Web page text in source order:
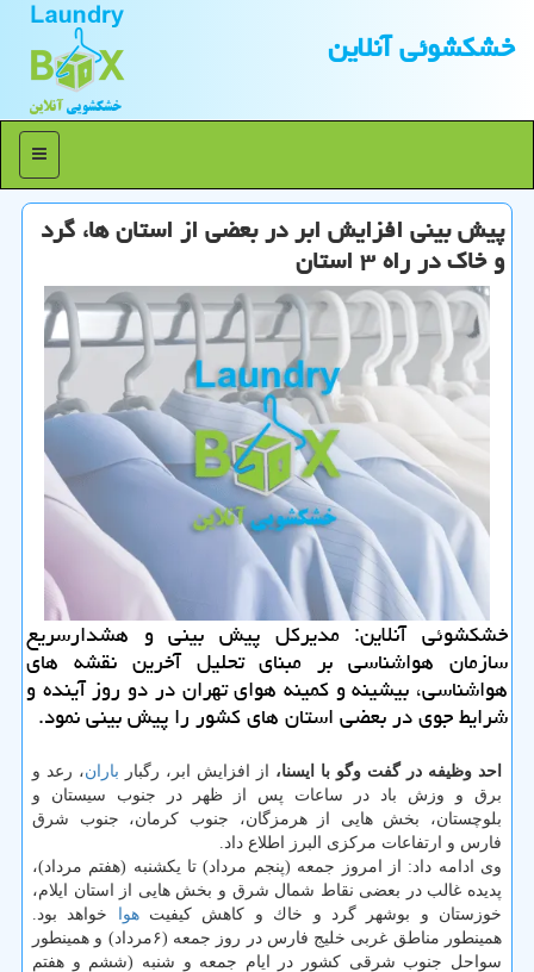
خشكشوئی آنلاین
منو
پیش بینی افزایش ابر در بعضی از استان ها، گرد
و خاك در راه ۳ استان
خشكشوئی آنلاین: مدیركل پیش بینی و هشدارسریع
سازمان هواشناسی بر مبنای تحلیل آخرین نقشه های
هواشناسی، بیشینه و كمینه هوای تهران در دو روز آینده و
شرایط جوی در بعضی استان های كشور را پیش بینی نمود.
احد وظیفه در گفت وگو با ایسنا، از افزایش ابر، رگبار باران، رعد و
برق و وزش باد در ساعات پس از ظهر در جنوب سیستان و
بلوچستان، بخش هایی از هرمزگان، جنوب كرمان، جنوب شرق
فارس و ارتفاعات مركزی البرز اطلاع داد.
وی ادامه داد: از امروز جمعه (پنجم مرداد) تا یكشنبه (هفتم مرداد)،
پدیده غالب در بعضی نقاط شمال شرق و بخش هایی از استان ایلام،
خوزستان و بوشهر گرد و خاك و كاهش كیفیتهوا خواهد بود.
همینطور مناطق غربی خلیج فارس در روز جمعه (۶مرداد) و همینطور
سواحل جنوب شرقی كشور در ایام جمعه و شنبه (ششم و هفتم